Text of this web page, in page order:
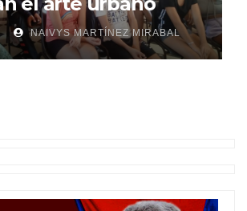
NAIVYS MARTÍNEZ MIRABAL